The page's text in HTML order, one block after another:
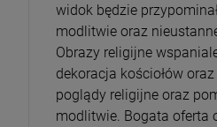
widok będzie
modlitwie oraz
Obrazy religijne
dekoracja kościołów
poglądy religijne oraz
modlitwie. Bogata oferta